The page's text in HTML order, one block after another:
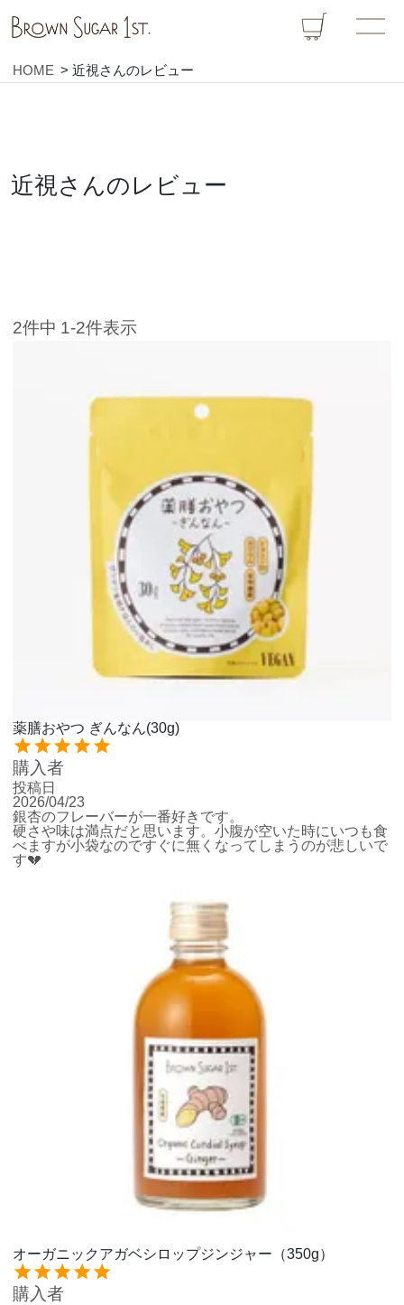
HOME 近視さんのレビュー
近視さんのレビュー
2件中 1-2件表示
薬膳おやつ ぎんなん(30g)
購入者
投稿日
2026/04/23
銀杏のフレーバーが一番好きです。
硬さや味は満点だと思います。小腹が空いた時にいつも食
べますが小袋なのですぐに無くなってしまうのが悲しいで
す💔
オーガニックアガベシロップジンジャー（350g）
購入者